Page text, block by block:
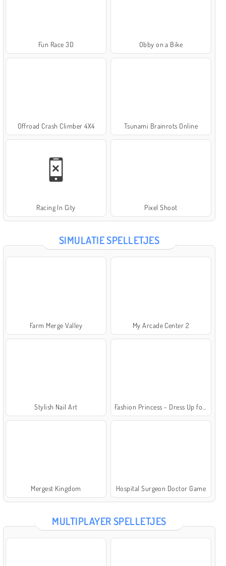
Fun Race 3D Obby on a Bike
Offroad Crash Climber 4X4 Tsunami Brainrots Online
Racing In City Pixel Shoot
SIMULATIE SPELLETJES
Farm Merge Valley My Arcade Center 2
Stylish Nail Art
Mergest Kingdom Hospital Surgeon Doctor Game
MULTIPLAYER SPELLETJES